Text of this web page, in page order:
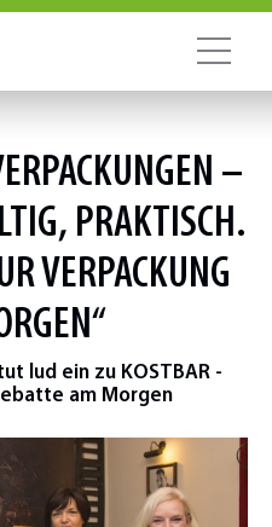
–
PRAKTISCH.
VERPACKUNG
lud ein zu KOSTBAR -
am Morgen